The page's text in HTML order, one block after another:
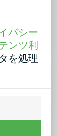
バシー
ンツ利
を処理